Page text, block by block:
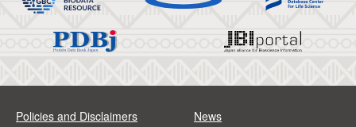
Policies and Disclaimers News